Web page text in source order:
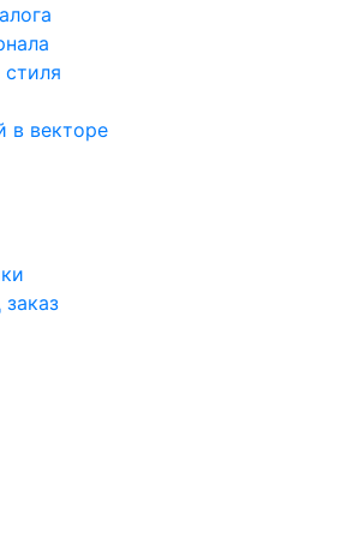
в векторе